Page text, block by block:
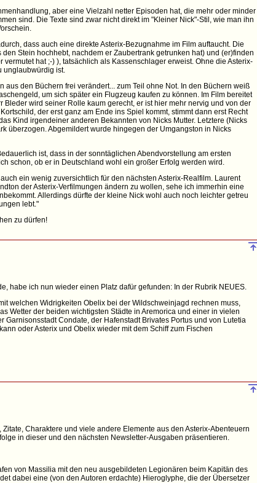
aber eine Vielzahl netter Episoden hat, die mehr oder minder
sind. Die Texte sind zwar nicht direkt im "Kleiner Nick"-Stil, wie man ihn
dass auch eine direkte Asterix-Bezugnahme im Film auftaucht. Die
Stein hochhebt, nachdem er Zaubertrank getrunken hat) und (er)finden
hat ;-) ), tatsächlich als Kassenschlager erweist. Ohne die Asterix-
unglaubwürdig ist.
den Büchern frei verändert... zum Teil ohne Not. In den Büchern weiß
um sich später ein Flugzeug kaufen zu können. Im Film bereitet
wird seiner Rolle kaum gerecht, er ist hier mehr nervig und von der
der erst ganz am Ende ins Spiel kommt, stimmt dann erst Recht
Kind irgendeiner anderen Bekannten von Nicks Mutter. Letztere (Nicks
überzogen. Abgemildert wurde hingegen der Umgangston in Nicks
ist, dass in der sonntäglichen Abendvorstellung am ersten
schon, ob er in Deutschland wohl ein großer Erfolg werden wird.
ein wenig zuversichtlich für den nächsten Asterix-Realfilm. Laurent
der Asterix-Verfilmungen ändern zu wollen, sehe ich immerhin eine
Allerdings dürfte der kleine Nick wohl auch noch leichter getreu
lebt."
zu dürfen!
habe ich nun wieder einen Platz dafür gefunden: In der Rubrik NEUES.
welchen Widrigkeiten Obelix bei der Wildschweinjagd rechnen muss,
Wetter der beiden wichtigsten Städte in Aremorica und einer in vielen
Condate, der Hafenstadt Brivates Portus und von Lutetia
oder Asterix und Obelix wieder mit dem Schiff zum Fischen
Charaktere und viele andere Elemente aus den Asterix-Abenteuern
in dieser und den nächsten Newsletter-Ausgaben präsentieren.
von Massilia mit den neu ausgebildeten Legionären beim Kapitän des
dabei eine (von den Autoren erdachte) Hieroglyphe, die der Übersetzer